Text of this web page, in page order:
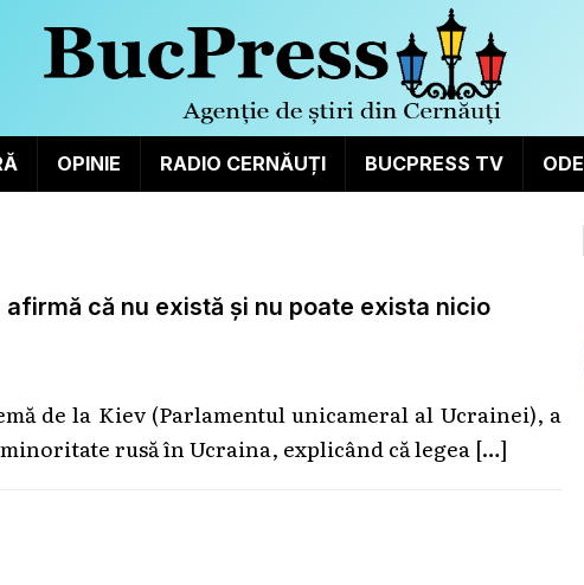
OPINIE RADIO CERNĂUȚI BUCPRESS TV
că nu există și nu poate exista nicio
de la Kiev (Parlamentul unicameral al Ucrainei), a
rusă în Ucraina, explicând că legea […]